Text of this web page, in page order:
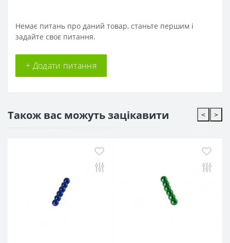
Немає питань про даний товар, станьте першим і
задайте своє питання.
+ Додати питання
Також вас можуть зацікавити < >